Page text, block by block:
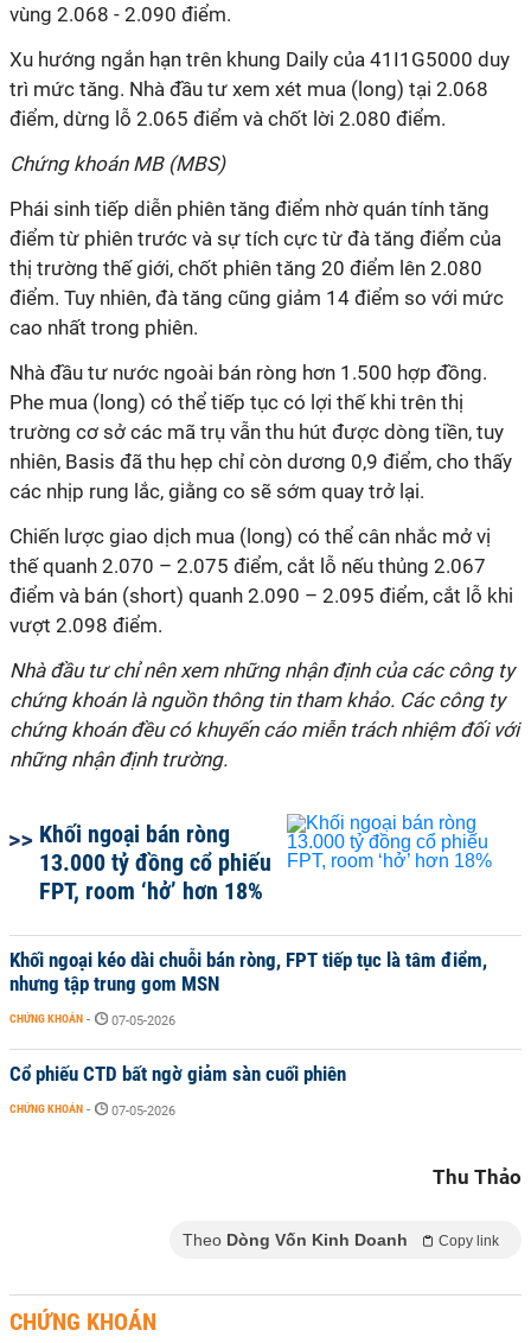
vùng 2.068 - 2.090 điểm.
Xu hướng ngắn hạn trên khung Daily của 41I1G5000 duy
trì mức tăng. Nhà đầu tư xem xét mua (long) tại 2.068
điểm, dừng lỗ 2.065 điểm và chốt lời 2.080 điểm.
Chứng khoán MB (MBS)
Phái sinh tiếp diễn phiên tăng điểm nhờ quán tính tăng
điểm từ phiên trước và sự tích cực từ đà tăng điểm của
thị trường thế giới, chốt phiên tăng 20 điểm lên 2.080
điểm. Tuy nhiên, đà tăng cũng giảm 14 điểm so với mức
cao nhất trong phiên.
Nhà đầu tư nước ngoài bán ròng hơn 1.500 hợp đồng.
Phe mua (long) có thể tiếp tục có lợi thế khi trên thị
trường cơ sở các mã trụ vẫn thu hút được dòng tiền, tuy
nhiên, Basis đã thu hẹp chỉ còn dương 0,9 điểm, cho thấy
các nhịp rung lắc, giằng co sẽ sớm quay trở lại.
Chiến lược giao dịch mua (long) có thể cân nhắc mở vị
thế quanh 2.070 – 2.075 điểm, cắt lỗ nếu thủng 2.067
điểm và bán (short) quanh 2.090 – 2.095 điểm, cắt lỗ khi
vượt 2.098 điểm.
Nhà đầu tư chỉ nên xem những nhận định của các công ty
chứng khoán là nguồn thông tin tham khảo. Các công ty
chứng khoán đều có khuyến cáo miễn trách nhiệm đối với
những nhận định trường.
Khối ngoại bán ròng
13.000 tỷ đồng cổ phiếu
FPT, room ‘hở’ hơn 18%
Khối ngoại kéo dài chuỗi bán ròng, FPT tiếp tục là tâm điểm,
nhưng tập trung gom MSN
CHỨNG KHOÁN - 07-05-2026
Cổ phiếu CTD bất ngờ giảm sàn cuối phiên
CHỨNG KHOÁN - 07-05-2026
Thu Thảo
Theo Dòng Vốn Kinh Doanh Copy link
CHỨNG KHOÁN